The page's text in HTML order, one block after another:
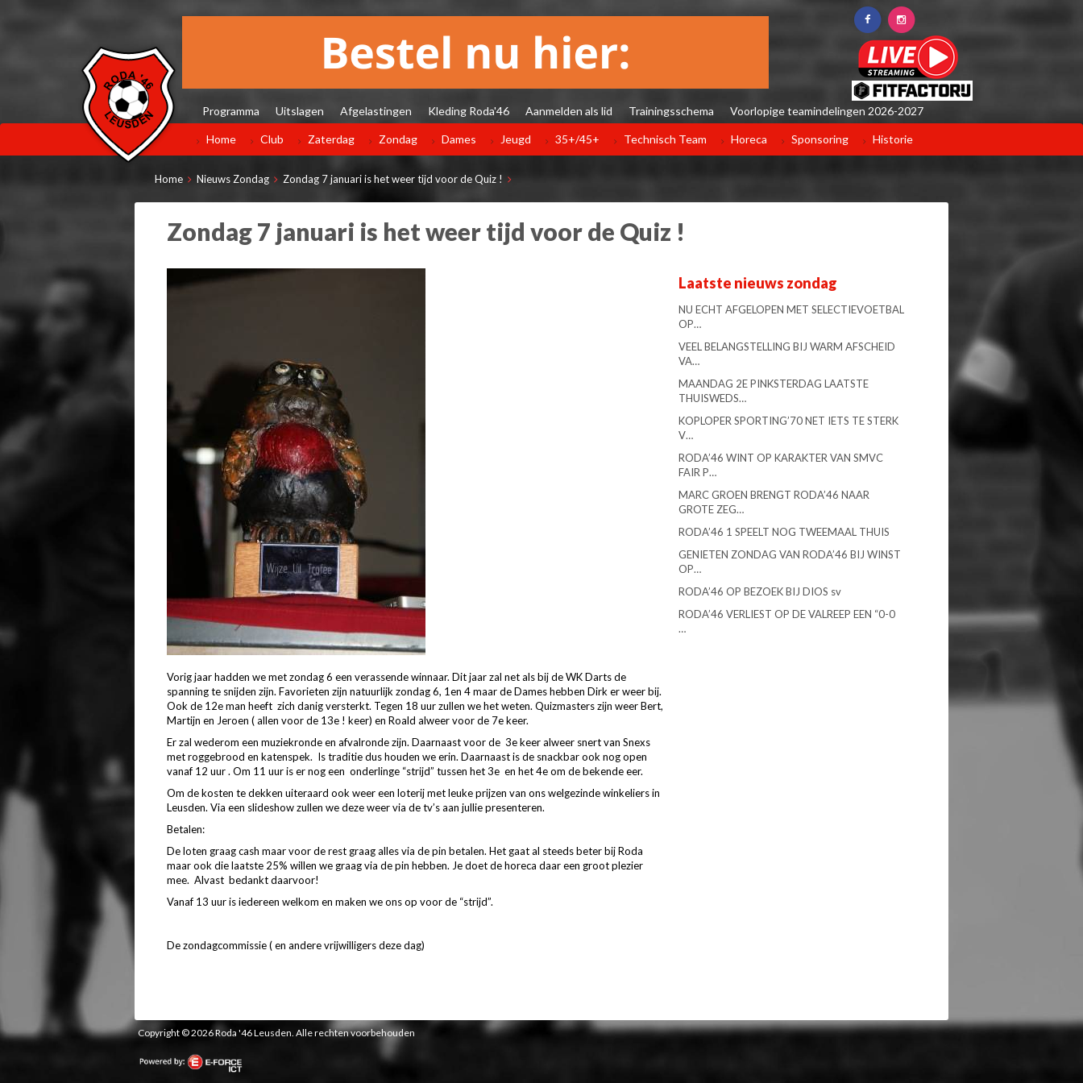
Programma Uitslagen Afgelastingen Kleding Roda'46 Aanmelden als lid Trainingsschema Voorlopige teamindelingen 2026-2027
Home Club Zaterdag Zondag Dames Jeugd 35+/45+ Technisch Team Horeca Sponsoring Historie
Home Nieuws Zondag Zondag 7 januari is het weer tijd voor de Quiz !
Zondag 7 januari is het weer tijd voor de Quiz !
Vorig jaar hadden we met zondag 6 een verassende winnaar. Dit jaar zal net als bij de WK Darts de
spanning te snijden zijn. Favorieten zijn natuurlijk zondag 6, 1en 4 maar de Dames hebben Dirk er weer bij.
Ook de 12e man heeft zich danig versterkt. Tegen 18 uur zullen we het weten. Quizmasters zijn weer Bert,
Martijn en Jeroen ( allen voor de 13e ! keer) en Roald alweer voor de 7e keer.
Er zal wederom een muziekronde en afvalronde zijn. Daarnaast voor de 3e keer alweer snert van Snexs
met roggebrood en katenspek. Is traditie dus houden we erin. Daarnaast is de snackbar ook nog open
vanaf 12 uur . Om 11 uur is er nog een onderlinge “strijd” tussen het 3e en het 4e om de bekende eer.
Om de kosten te dekken uiteraard ook weer een loterij met leuke prijzen van ons welgezinde winkeliers in
Leusden. Via een slideshow zullen we deze weer via de tv’s aan jullie presenteren.
Betalen:
De loten graag cash maar voor de rest graag alles via de pin betalen. Het gaat al steeds beter bij Roda
maar ook die laatste 25% willen we graag via de pin hebben. Je doet de horeca daar een groot plezier
mee. Alvast bedankt daarvoor!
Vanaf 13 uur is iedereen welkom en maken we ons op voor de “strijd”.
De zondagcommissie ( en andere vrijwilligers deze dag)
Laatste nieuws zondag
NU ECHT AFGELOPEN MET SELECTIEVOETBAL
OP…
VEEL BELANGSTELLING BIJ WARM AFSCHEID
VA…
MAANDAG 2E PINKSTERDAG LAATSTE
THUISWEDS…
KOPLOPER SPORTING’70 NET IETS TE STERK
V…
RODA’46 WINT OP KARAKTER VAN SMVC
FAIR P…
MARC GROEN BRENGT RODA’46 NAAR
GROTE ZEG…
RODA’46 1 SPEELT NOG TWEEMAAL THUIS
GENIETEN ZONDAG VAN RODA’46 BIJ WINST
OP…
RODA’46 OP BEZOEK BIJ DIOS sv
RODA’46 VERLIEST OP DE VALREEP EEN “0-0
…
Copyright © 2026 Roda '46 Leusden. Alle rechten voorbehouden